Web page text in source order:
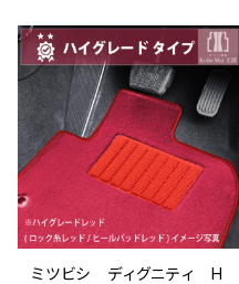
ミツビシ ディグニティ H